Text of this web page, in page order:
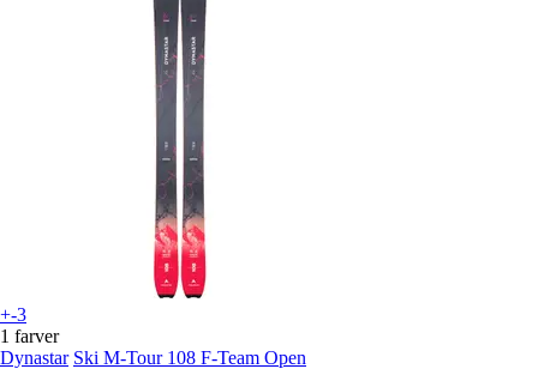
+-3
1 farver
Dynastar Ski M-Tour 108 F-Team Open